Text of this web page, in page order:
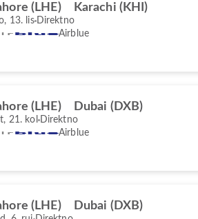
(LHE) Karachi (KHI)
13. lis Direktno
Airblue
(LHE) Dubai (DXB)
21. kol Direktno
Airblue
(LHE) Dubai (DXB)